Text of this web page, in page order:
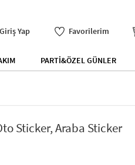
Giriş Yap Favorilerim
PARTİ&ÖZEL GÜNLER
Sticker, Araba Sticker